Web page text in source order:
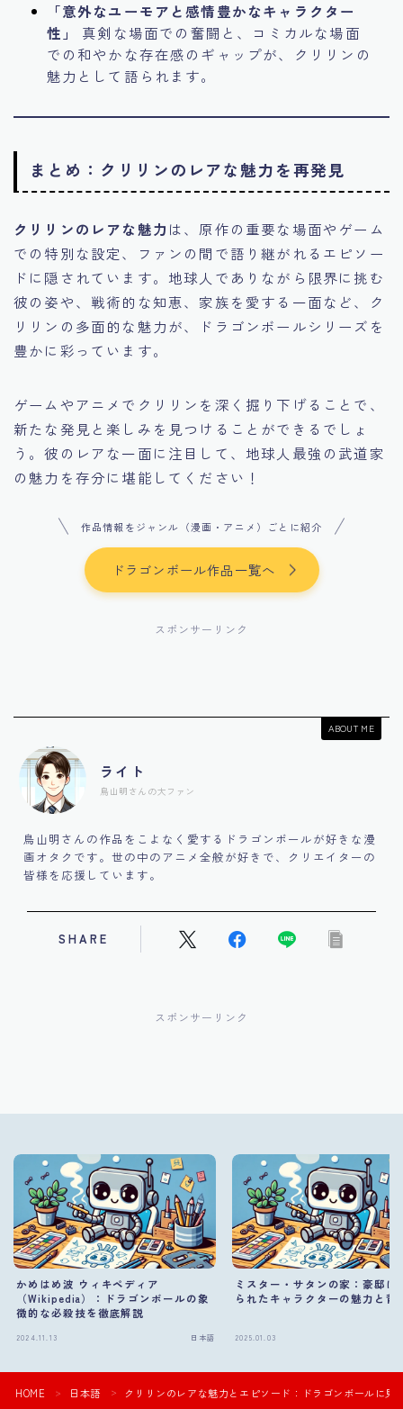
「意外なユーモアと感情豊かなキャラクター
性」
真剣な場面での奮闘と、コミカルな場面
での和やかな存在感のギャップが、クリリンの
魅力として語られます。
まとめ：クリリンのレアな魅力を再発見
クリリンのレアな魅力 は、原作の重要な場面やゲーム
での特別な設定、ファンの間で語り継がれるエピソー
ドに隠されています。地球人でありながら限界に挑む
彼の姿や、戦術的な知恵、家族を愛する一面など、ク
リリンの多面的な魅力が、ドラゴンボールシリーズを
豊かに彩っています。
ゲームやアニメでクリリンを深く掘り下げることで、
新たな発見と楽しみを見つけることができるでしょ
う。彼のレアな一面に注目して、地球人最強の武道家
の魅力を存分に堪能してください！
作品情報をジャンル（漫画・アニメ）ごとに紹介
ドラゴンボール作品一覧へ
スポンサーリンク
ABOUT ME
ライト
鳥山明さんの大ファン
鳥山明さんの作品をこよなく愛するドラゴンボールが好きな漫
画オタクです。世の中のアニメ全般が好きで、クリエイターの
皆様を応援しています。
SHARE
スポンサーリンク
かめはめ波 ウィキペディア
（Wikipedia）：ドラゴンボールの象
徴的な必殺技を徹底解説
2024.11.13 日本語
ミスター・サタンの家：豪邸に
られたキャラクターの魅力と背
2025.01.03
HOME ＞ 日本語 ＞ クリリンのレアな魅力とエピソード：ドラゴンボールに見